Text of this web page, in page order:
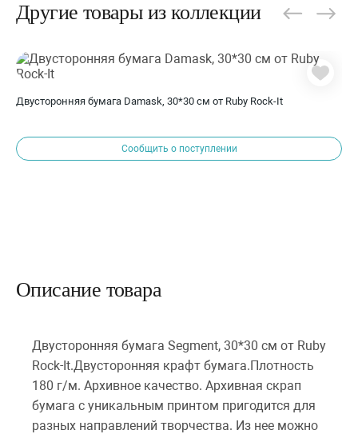
Другие товары из коллекции
Двусторонняя бумага Damask, 30*30 см от Ruby Rock-It
Сообщить о поступлении
Описание товара
Двусторонняя бумага Segment, 30*30 см от Ruby
Rock-It.Двусторонняя крафт бумага.Плотность
180 г/м. Архивное качество. Архивная скрап
бумага с уникальным принтом пригодится для
разных направлений творчества. Из нее можно